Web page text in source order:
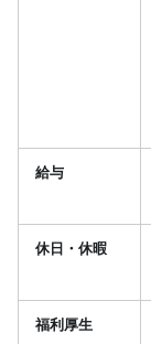
給与
休日・休暇
福利厚生